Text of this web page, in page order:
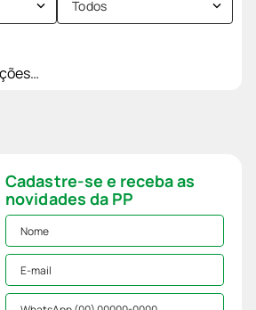
Todos
Cadastre-se e receba as
novidades da PP